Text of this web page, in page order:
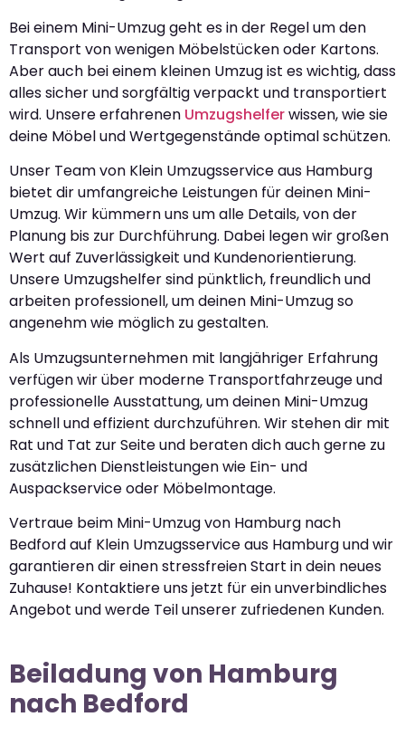
Bei einem Mini-Umzug geht es in der Regel um den
Transport von wenigen Möbelstücken oder Kartons.
Aber auch bei einem kleinen Umzug ist es wichtig, dass
alles sicher und sorgfältig verpackt und transportiert
wird. Unsere erfahrenen Umzugshelferwissen, wie sie
deine Möbel und Wertgegenstände optimal schützen.
Unser Team von Klein Umzugsservice aus Hamburg
bietet dir umfangreiche Leistungen für deinen Mini-
Umzug. Wir kümmern uns um alle Details, von der
Planung bis zur Durchführung. Dabei legen wir großen
Wert auf Zuverlässigkeit und Kundenorientierung.
Unsere Umzugshelfer sind pünktlich, freundlich und
arbeiten professionell, um deinen Mini-Umzug so
angenehm wie möglich zu gestalten.
Als Umzugsunternehmen mit langjähriger Erfahrung
verfügen wir über moderne Transportfahrzeuge und
professionelle Ausstattung, um deinen Mini-Umzug
schnell und effizient durchzuführen. Wir stehen dir mit
Rat und Tat zur Seite und beraten dich auch gerne zu
zusätzlichen Dienstleistungen wie Ein- und
Auspackservice oder Möbelmontage.
Vertraue beim Mini-Umzug von Hamburg nach
Bedford auf Klein Umzugsservice aus Hamburg und wir
garantieren dir einen stressfreien Start in dein neues
Zuhause! Kontaktiere uns jetzt für ein unverbindliches
Angebot und werde Teil unserer zufriedenen Kunden.
Beiladung von Hamburg
nach Bedford